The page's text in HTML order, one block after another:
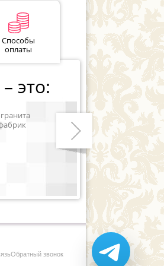
Способы
оплаты
это:
Следующий
Обратный звонок